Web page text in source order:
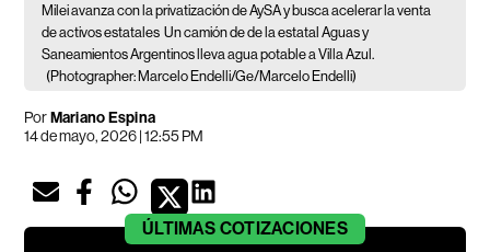
Milei avanza con la privatización de AySA y busca acelerar la venta
de activos estatales Un camión de de la estatal Aguas y
Saneamientos Argentinos lleva agua potable a Villa Azul.
(Photographer: Marcelo Endelli/Ge/Marcelo Endelli)
PorMariano Espina
14 de mayo, 2026 | 12:55 PM
ÚLTIMAS COTIZACIONES